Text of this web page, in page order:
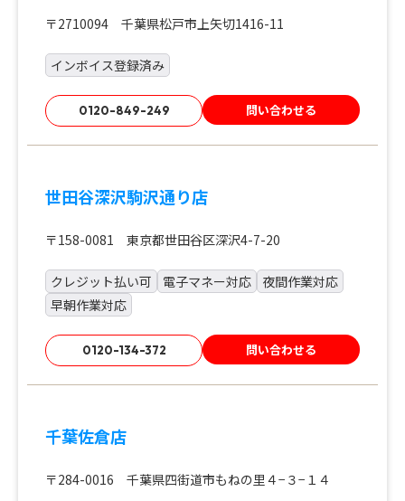
〒2710094 千葉県松戸市上矢切1416-11
インボイス登録済み
0120-849-249 問い合わせる
世田谷深沢駒沢通り店
〒158-0081 東京都世田谷区深沢4-7-20
クレジット払い可 電子マネー対応
夜間作業対応
早朝作業対応
0120-134-372 問い合わせる
千葉佐倉店
〒284-0016 千葉県四街道市もねの里４−３−１４